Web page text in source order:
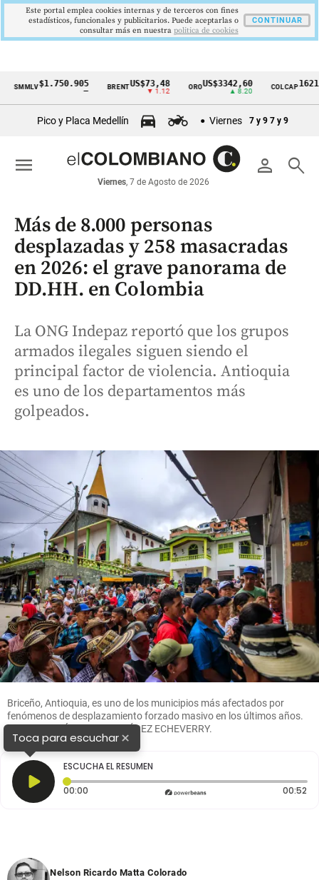
Cintillo
económicos
Colombia
$1.750.905 BRENT US$73,48
▼ 1.12
ORO US$3342,60 COLCAP1621,34
Pico y Placa Medellín Viernes 7 y 9 7 y 9
person search
Viernes, 7 de Agosto de 2026
menu
Más de 8.000 personas
desplazadas y 258 masacradas
en 2026: el grave panorama de
DD.HH. en Colombia
La ONG Indepaz reportó que los grupos
armados ilegales siguen siendo el
principal factor de violencia. Antioquia
es uno de los departamentos más
golpeados.
Briceño, Antioquia, es uno de los municipios más afectados por
fenómenos de desplazamiento forzado masivo en los últimos años.
FOTO: ANDRÉS CAMILO SUÁREZ ECHEVERRY.
Toca para escuchar×
ESCUCHA EL RESUMEN
00:00 Tiempo transcurrido: 0 segundos 00:52
Nelson Ricardo Matta Colorado
Este portal emplea cookies internas y de terceros con fines
estadísticos, funcionales y publicitarios. Puede aceptarlas o
consultar más en nuestra politica de cookies
CONTINUAR